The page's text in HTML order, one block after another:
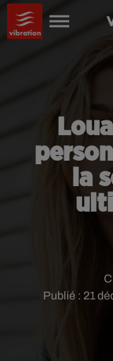
la
Publié : 21